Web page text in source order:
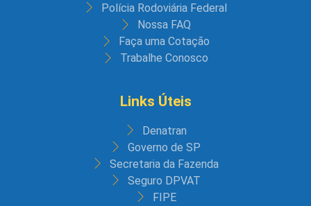
Polícia Rodoviária Federal
Nossa FAQ
Faça uma Cotação
Trabalhe Conosco
Links Úteis
Denatran
Governo de SP
Secretaria da Fazenda
Seguro DPVAT
FIPE